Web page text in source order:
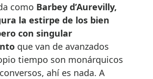
como Barbey d’Aurevilly,
la estirpe de los bien
con singular
que van de avanzados
tiempo son monárquicos
ahí es nada. A